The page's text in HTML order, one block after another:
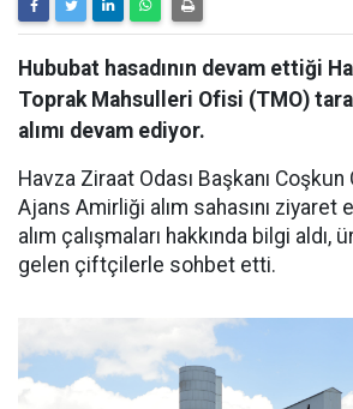
Hububat hasadının devam ettiği
Toprak Mahsulleri Ofisi (TMO)
alımı devam ediyor.
Havza Ziraat Odası Başkanı
Ajans Amirliği alım sahasını ziyaret
alım çalışmaları hakkında bilgi
gelen çiftçilerle sohbet etti.